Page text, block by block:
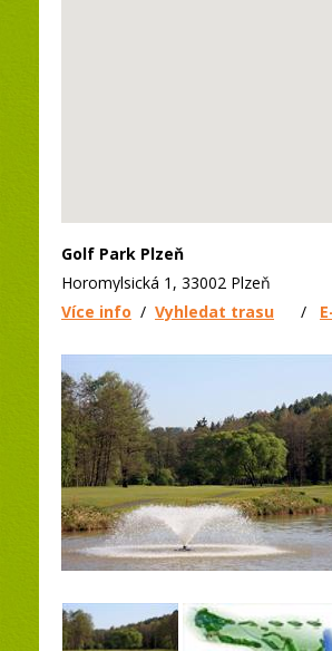
Golf Park Plzeň
Horomylsická 1, 33002 Plzeň
Více info / Vyhledat trasu /